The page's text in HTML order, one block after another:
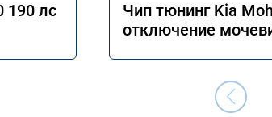
190 лс
Чип тюнинг Kia
отключение